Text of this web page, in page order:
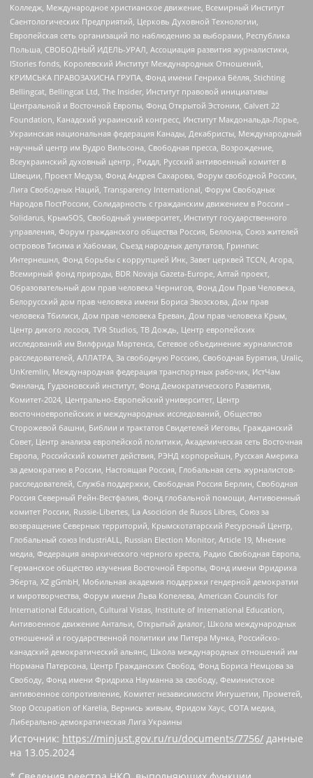
Колледж, Международное христианское движение, Всемирный Институт
Саентологических Предприятий, Церковь Духовной Технологии,
Европейская сеть организаций по наблюдению за выборами, Республика
Польша, СВОБОДНЫЙ ИДЕЛЬ-УРАЛ, Ассоциация развития журналистики,
IStories fonds, Королевский Институт Международных Отношений,
КРИМСЬКА ПРАВОЗАХИСНА ГРУПА, Фонд имени Генриха Бёлля, Stichting
Bellingcat, Bellingcat Ltd, The Insider, Институт правовой инициативы
Центральной и Восточной Европы, Фонд Открытой Эстонии, Calvert 22
Foundation, Канадский украинский конгресс, Институт Макдональда-Лорье,
Украинская национальная федерация Канады, Декабристы, Международный
научный центр им Вудро Вильсона, Свободная пресса, Возрождение,
Всеукраинский духовный центр , Риддл, Русский антивоенный комитет в
Швеции, Проект Медуза, Фонд Андрея Сахарова, Форум свободной России,
Лига Свободных Наций, Transparеncy International, Форум Свободных
Народов ПостРоссии, Солидарность с гражданским движением в России –
Solidarus, КрымSOS, Свободный университет, Институт государственного
управления, Форум гражданского общества Россия, Беллона, Союз жителей
островов Тисима и Хабомаи, Съезд народных депутатов, Гринпис
Интернешнл, Фонд борьбы с коррупцией Инк, Завет церквей TCCN, Агора,
Всемирный фонд природы, BDR Novaja Gazeta-Europe, Алтай проект,
Образовательный дом прав человека Чернигов, Фонд Дом Прав Человека,
Белорусский дом прав человека имени Бориса Звозскова, Дом прав
человека Тбилиси, Дом прав человека Ереван, Дом прав человека Крым,
Центр дикого лосося, TVR Studios, ТВ Дождь, Центр европейских
исследований им Вилфрида Мартенса, Сетевое объединение журналистов
расследователей, АЛЛАТРА, За свободную Россию, Свободная Бурятия, Uralic,
UnKremlin, Международная федерация транспортных рабочих, ИстЧам
Финланд, Гудзоновский институт, Фонд Демократического Развития,
Комитет-2024, Центрально-Европейский университет, Центр
восточноевропейских и международных исследований, Общество
Сторожевой башни, Библии и трактатов Свидетелей Иеговы, Гражданский
Совет, Центр анализа европейской политики, Академическая сеть Восточная
Европа, Российский комитет действия, РЭНД корпорейшн, Русская Америка
за демократию в России, Настоящая Россия, Глобальная сеть журналистов-
расследователей, Служба поддержки, Свободная Россия Берлин, Свободная
Россия Северный Рейн-Вестфалия, Фонд глобальной помощи, Антивоенный
комитет России, Russie-Libertes, La Asocicion de Rusos Libres, Союз за
возвращение Северных территорий, Крымскотатарский Ресурсный Центр,
Глобальный союз IndustriALL, Russian Election Monitor, Article 19, Мнение
медиа, Федерация анархического черного креста, Радио Свободная Европа,
Германское общество изучения Восточной Европы, Фонд имени Фридриха
Эберта, XZ gGmbH, Мобильная академия поддержки гендерной демократии
и миротворчества, Форум имени Льва Копелева, American Councils for
International Education, Cultural Vistas, Institute of International Education,
Антивоенное движение Антальи, Открытый диалог, Школа международных
отношений и государственной политики им Питера Мунка, Российско-
канадский демократический альянс, Школа международных отношений им
Нормана Патерсона, Центр Гражданских Свобод, Фонд Бориса Немцова за
Свободу, Фонд имени Фридриха Науманна за свободу, Феминистское
антивоенное сопротивление, Комитет независимости Ингушетии, Прометей,
Stop Occupation of Karelia, Вернись живым, Фридом Хаус, СОТА медиа,
Либерально-демократическая Лига Украины
Источник: https://minjust.gov.ru/ru/documents/7756/ данные
на 13.05.2024